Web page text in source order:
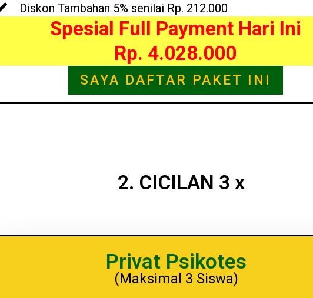
Diskon Tambahan 5% senilai Rp. 212.000
Spesial Full Payment Hari Ini
Rp. 4.028.000
SAYA DAFTAR PAKET INI
2. CICILAN 3 x
Privat Psikotes
(Maksimal 3 Siswa)